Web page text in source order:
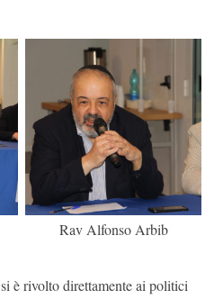
Rav Alfonso Arbib
si è rivolto direttamente ai politici